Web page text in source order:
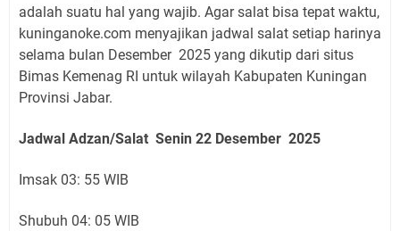
adalah suatu hal yang wajib. Agar salat bisa tepat waktu,
kuninganoke.com menyajikan jadwal salat setiap harinya
selama bulan Desember 2025 yang dikutip dari situs
Bimas Kemenag RI untuk wilayah Kabupaten Kuningan
Provinsi Jabar.
Jadwal Adzan/Salat Senin 22 Desember 2025
Imsak 03: 55 WIB
Shubuh 04: 05 WIB